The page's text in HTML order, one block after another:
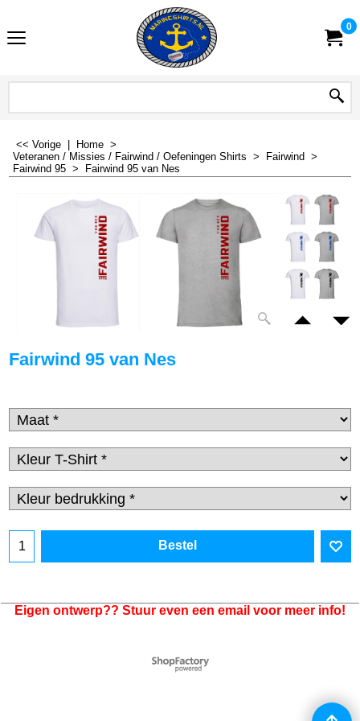
0
<< Vorige Home >
Veteranen / Missies / Fairwind / Oefeningen Shirts > Fairwind >
Fairwind 95 > Fairwind 95 van Nes
Fairwind 95 van Nes
Bestel
Eigen ontwerp?? Stuur even een email voor meer info!
Webwinkel gemaakt met
ShopFactory webwinkel